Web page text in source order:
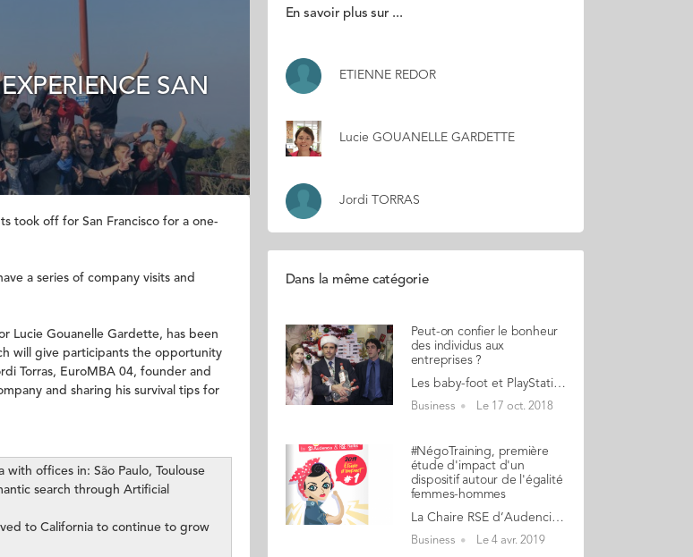
SAN
took off for San Francisco for a one-
a series of company visits and
Lucie Gouanelle Gardette, has been
will give participants the opportunity
Torras, EuroMBA 04, founder and
and sharing his survival tips for
offices in: São Paulo, Toulouse
search through Artificial
to California to continue to grow
En savoir plus sur ...
ETIENNE REDOR
Lucie GOUANELLE GARDETTE
Jordi TORRAS
Dans la même catégorie
Peut-on confier le bonheur
des individus aux
entreprises ?
Les baby-foot et PlayStation ont été remplacés par des apéros, des Chief Happiness Officers et des gourous qui prônent des méthodes pour être heureux au travail. Mais derrière ces initiatives se cache souvent un manque de considération pour les vrais sujets. Alors, peut-on confier le bonheur des individus aux entreprises ? Découvrez la réponse de Thibaut Bardon, professeur à Audencia et co-titulaire de la chaire Innovations Managériales, dans une interview dans le journal l'ADN sur le bonheur au travail. >> Lire la suite de l'article
Business Le 17 oct. 2018
#NégoTraining, première
étude d'impact d'un
dispositif autour de l'égalité
femmes-hommes
La Chaire RSE d’Audencia vient de publier la première étude d’impact de l’Observatoire de la Plateforme RSE de la métropole nantaise. Cette étude a pour objectif d’évaluer l’impact du dispositif #NégoTraining, né suite à un groupe de travail portant sur l’égalité professionnelle femmes-hommes porté par la plateforme RSE de la métropole nantaise en 2016-2017. Un dispositif partenarial ayant permis de toucher plus de 1.000 femmes en un an ! En 2017, la chaire RSE d’Audencia s’est associée aux réseaux de femmes et aux acteurs publics et privés de la Plateforme RSE de la métropole nantaise pour proposer un module d'accompagnement gratuit de 3 heures en collectif, animé par des expert(e)s de l’égalité professionnelle et membres de la société civile (DRH, dirigeant.e.s, syndicats de salarié.e.s...) qui donnent aux femmes les clés d’une négociation réussie. Celle-ci est en effet un des leviers majeurs (avec la sensibilisation des entreprises et la lutte contre les stéréotypes). Le rapport donne des éléments chiffrés sur le nombre de femmes impliquées dans ce dispositif. Ainsi, plus de 1.900 femmes se sont inscrites à #NégoTraining et 1.000 femmes ont été formées gratuitement en 2018 grâce à l’organisation de plus de 60 ateliers. Un impact positif sur les participantes… L’étude confirme que l’impact de #NégoTraining est réel ! Durant les ateliers, les participantes prennent conscience des inégalités professionnelles et salariales entre les femmes et les hommes, ce qui les pousse à prendre confiance et à oser négocier. En effet, avant la formation, seules 5% des participantes se déclarent confiantes dans leur capacité à négocier un salaire. 6 mois après l’atelier, les ¾ d’entre elles sont confiantes ! Cette prise de confiance porte ses fruits puisque 6 mois après la formation, plus de la moitié des femmes formées a négocié. 52 % d’entre elles ont obtenu une augmentation de salaire (38 %) ou une prime (14 %) ; 13 % une flexibilité de leur temps de travail* (9 %) ou des avantages en nature (4 %). Enfin, 1 femme sur 10 a décroché une promotion ou un changement de poste. Seules 9% des femmes ayant négocié n’ont rien obtenu. …et sur le territoire 6 mois après l’atelier, plus de 8 femmes formées sur 10 (82 %) estiment que la formation a eu un impact positif pour elles, personnellement. Mais pas seulement : 58 % des participantes considèrent que #NégoTraining a un impact positif sur l’égalité professionnelle sur le territoire. Ce qui les incite d’ailleurs à s’engager en devenant elles-mêmes formatrices : 1/3 des femmes ayant suivi la formation #NégoTraining souhaite devenir formatrice à leur tour. * Aménagement des horaires de travail, télétravail… Découvrez le rapport de l’étude d’impact du dispositif #NégoTraining
Business Le 4 avr. 2019